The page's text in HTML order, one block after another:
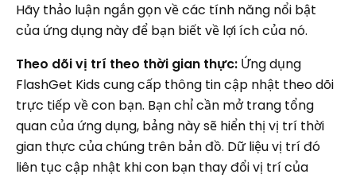
Hãy thảo luận ngắn gọn về các tính năng nổi bật
của ứng dụng này để bạn biết về lợi ích của nó.
Theo dõi vị trí theo thời gian thực: Ứng dụng
FlashGet Kids cung cấp thông tin cập nhật theo dõi
trực tiếp về con bạn. Bạn chỉ cần mở trang tổng
quan của ứng dụng, bảng này sẽ hiển thị vị trí thời
gian thực của chúng trên bản đồ. Dữ liệu vị trí đó
liên tục cập nhật khi con bạn thay đổi vị trí của